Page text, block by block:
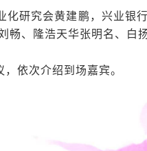
研究会黄建鹏，兴业
、隆浩天华张明名、
依次介绍到场嘉宾。